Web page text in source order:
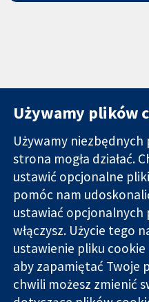
Wiarygodne dane
naukowe.
Świadome
decyzje.
Lepsze zdrowie.
11-13
Square
Londyn
W1G
Wielka
Używamy plików
Używamy
strona mogła działać.
ustawić opcjonalne
pomóc nam
ustawiać opcjonalnych
włączysz. Użycie tego
ustawienie pliku
aby zapamiętać Twoje
chwili możesz zmienić